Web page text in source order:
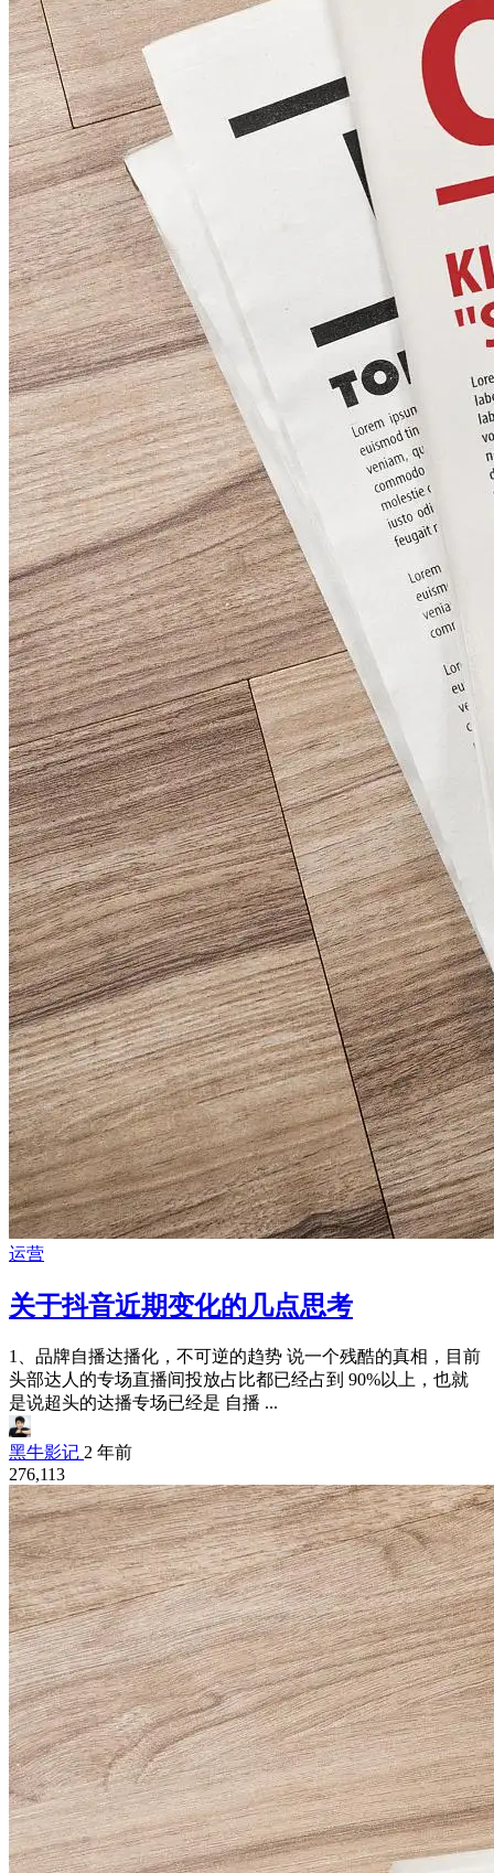
运营
关于抖音近期变化的几点思考
1、品牌自播达播化，不可逆的趋势 说一个残酷的真相，目前
头部达人的专场直播间投放占比都已经占到 90%以上，也就
是说超头的达播专场已经是 自播 ...
黑牛影记 2 年前
276,113